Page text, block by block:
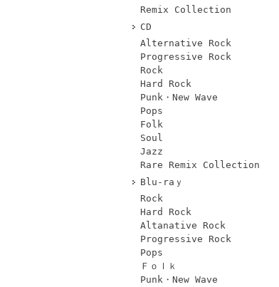
Remix Collection
CD
Alternative Rock
Progressive Rock
Rock
Hard Rock
Punk・New Wave
Pops
Folk
Soul
Jazz
Rare Remix Collection
Blu-raｙ
Rock
Hard Rock
Altanative Rock
Progressive Rock
Pops
Ｆｏｌｋ
Punk・New Wave